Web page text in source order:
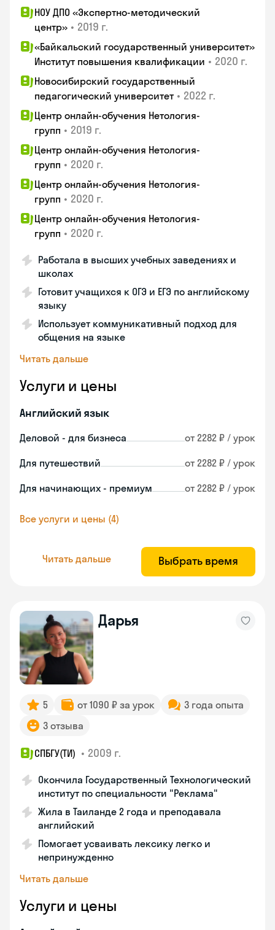
НОУ ДПО «Экспертно-методический
центр» • 2019 г.
«Байкальский государственный университет»
Институт повышения квалификации • 2020 г.
Новосибирский государственный
педагогический университет • 2022 г.
Центр онлайн-обучения Нетология-
групп • 2019 г.
Центр онлайн-обучения Нетология-
групп • 2020 г.
Центр онлайн-обучения Нетология-
групп • 2020 г.
Центр онлайн-обучения Нетология-
групп • 2020 г.
Работала в высших учебных заведениях и
школах
Готовит учащихся к ОГЭ и ЕГЭ по английскому
языку
Использует коммуникативный подход для
общения на языке
Читать дальше
Услуги и цены
Английский язык
Деловой - для бизнеса от 2282 ₽ / урок
Для путешествий от 2282 ₽ / урок
Для начинающих - премиум от 2282 ₽ / урок
Все услуги и цены (4)
Читать дальше Выбрать время
Дарья
5 от 1090 ₽ за урок
3 года опыта
3 отзыва
СПБГУ(ТИ) • 2009 г.
Окончила Государственный Технологический
институт по специальности "Реклама"
Жила в Таиланде 2 года и преподавала
английский
Помогает усваивать лексику легко и
непринужденно
Читать дальше
Услуги и цены